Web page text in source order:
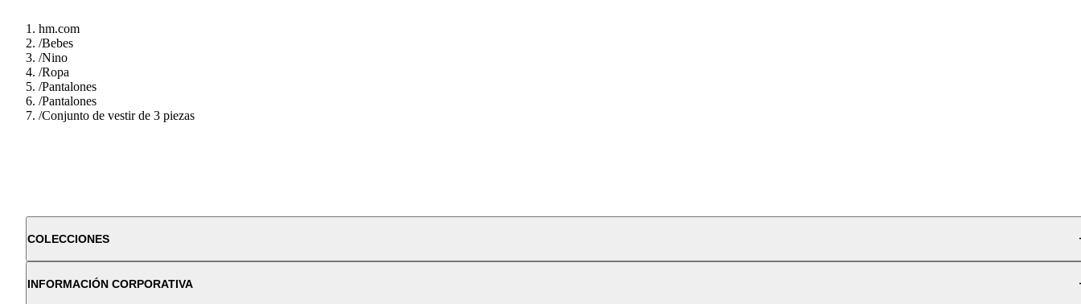
hm.com
/Bebes
/Nino
/Ropa
/Pantalones
/Pantalones
/Conjunto de vestir de 3 piezas
COLECCIONES
INFORMACIÓN CORPORATIVA